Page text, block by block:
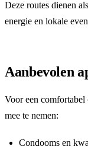
Deze routes dienen
energie en lokale
Aanbevolen
Voor een
mee te nemen:
Condooms en